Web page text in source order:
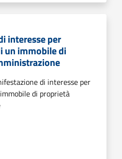
interesse per
un immobile di
di interesse per
di proprietà